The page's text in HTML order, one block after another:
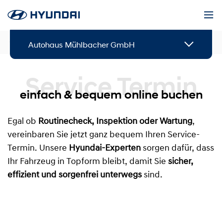
Autohaus Mühlbacher GmbH
Service & Zubehör Service Termin buchen
Service Termin
einfach & bequem online buchen
Egal ob Routinecheck, Inspektion oder Wartung,
vereinbaren Sie jetzt ganz bequem Ihren Service-
Termin. Unsere Hyundai-Experten sorgen dafür, dass
Ihr Fahrzeug in Topform bleibt, damit Sie sicher,
effizient und sorgenfrei unterwegs sind.